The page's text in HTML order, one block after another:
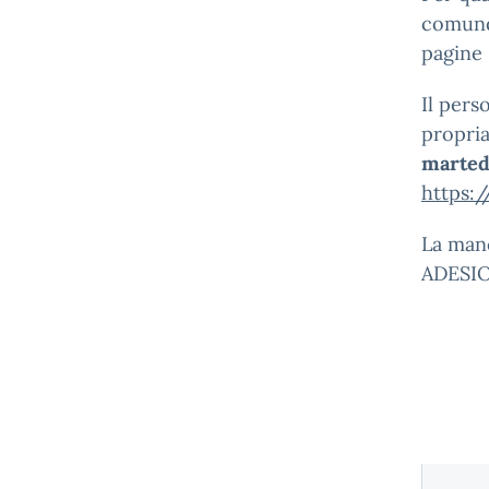
pagine
Il
La